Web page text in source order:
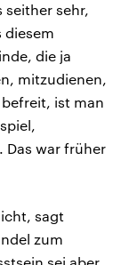
seither sehr,
diesem
die ja
mitzudienen,
ist man
Das war früher
sagt
zum